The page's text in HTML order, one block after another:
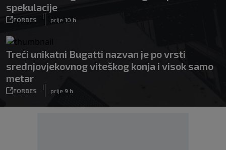
spekulacije
FORBES
|
prije 10 h
Treći unikatni Bugatti nazvan je po vrsti
srednjovjekovnog viteškog konja i visok samo
metar
FORBES
|
prije 9 h